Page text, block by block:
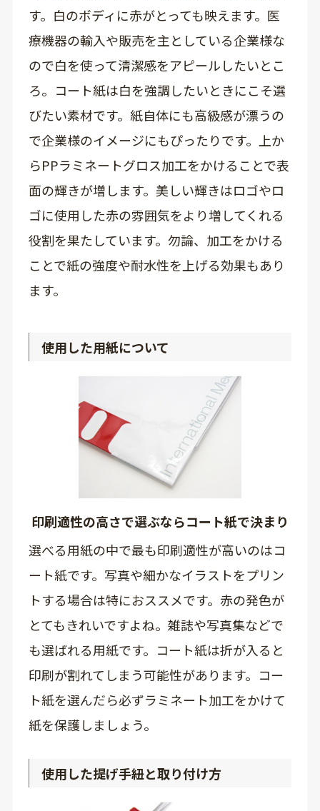
す。白のボディに赤がとっても映えます。医
療機器の輸入や販売を主としている企業様な
ので白を使って清潔感をアピールしたいとこ
ろ。コート紙は白を強調したいときにこそ選
びたい素材です。紙自体にも高級感が漂うの
で企業様のイメージにもぴったりです。上か
らPPラミネートグロス加工をかけることで表
面の輝きが増します。美しい輝きはロゴやロ
ゴに使用した赤の雰囲気をより増してくれる
役割を果たしています。勿論、加工をかける
ことで紙の強度や耐水性を上げる効果もあり
ます。
使用した用紙について
印刷適性の高さで選ぶならコート紙で決まり
選べる用紙の中で最も印刷適性が高いのはコ
ート紙です。写真や細かなイラストをプリン
トする場合は特におススメです。赤の発色が
とてもきれいですよね。雑誌や写真集などで
も選ばれる用紙です。コート紙は折が入ると
印刷が割れてしまう可能性があります。コー
ト紙を選んだら必ずラミネート加工をかけて
紙を保護しましょう。
使用した提げ手紐と取り付け方